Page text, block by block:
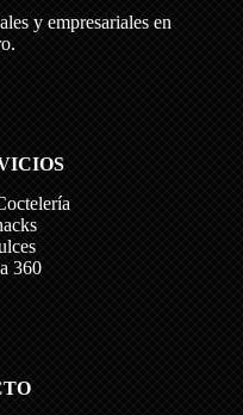
y empresariales en
360